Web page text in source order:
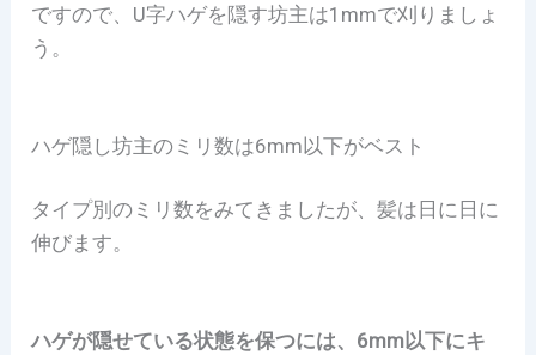
ですので、U字ハゲを隠す坊主は1mmで刈りましょ
う。
ハゲ隠し坊主のミリ数は6mm以下がベスト
タイプ別のミリ数をみてきましたが、髪は日に日に
伸びます。
ハゲが隠せている状態を保つには、6mm以下にキ